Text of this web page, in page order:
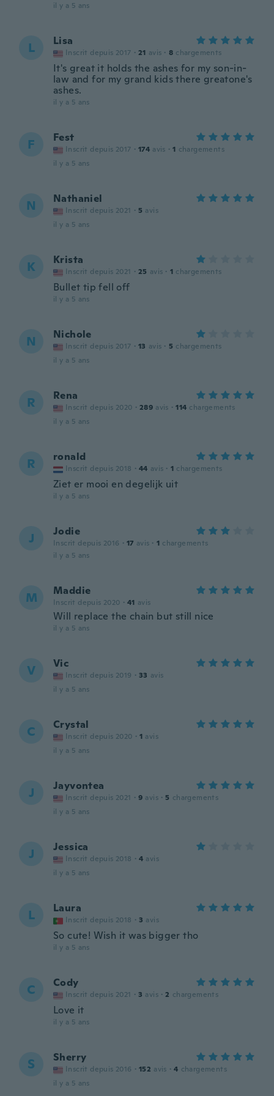
il y a 5 ans
L Lisa
Inscrit depuis 2017 · 21 avis · 8 chargements
It's great it holds the ashes for my son-in-
law and for my grand kids there greatone's
ashes.
il y a 5 ans
F Fest
Inscrit depuis 2017 · 174 avis · 1 chargements
il y a 5 ans
N Nathaniel
Inscrit depuis 2021 · 5 avis
il y a 5 ans
K Krista
Inscrit depuis 2021 · 25 avis · 1 chargements
Bullet tip fell off
il y a 5 ans
N Nichole
Inscrit depuis 2017 · 13 avis · 5 chargements
il y a 5 ans
R Rena
Inscrit depuis 2020 · 289 avis · 114 chargements
il y a 5 ans
R ronald
Inscrit depuis 2018 · 44 avis · 1 chargements
Ziet er mooi en degelijk uit
il y a 5 ans
J Jodie
Inscrit depuis 2016 · 17 avis · 1 chargements
il y a 5 ans
M Maddie
Inscrit depuis 2020 · 41 avis
Will replace the chain but still nice
il y a 5 ans
V Vic
Inscrit depuis 2019 · 33 avis
il y a 5 ans
C Crystal
Inscrit depuis 2020 · 1 avis
il y a 5 ans
J Jayvontea
Inscrit depuis 2021 · 9 avis · 5 chargements
il y a 5 ans
J Jessica
Inscrit depuis 2018 · 4 avis
il y a 5 ans
L Laura
Inscrit depuis 2018 · 3 avis
So cute! Wish it was bigger tho
il y a 5 ans
C Cody
Inscrit depuis 2021 · 3 avis · 2 chargements
Love it
il y a 5 ans
S Sherry
Inscrit depuis 2016 · 152 avis · 4 chargements
il y a 5 ans